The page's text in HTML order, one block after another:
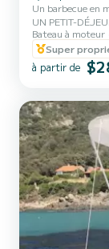
Un barbecue en
UN PETIT-
DÎNER EN MER
nous vous
déjeuners, des
criques sauvages
d’un repas ou
Corse tout e...
Bateau à moteur
Super
à partir de